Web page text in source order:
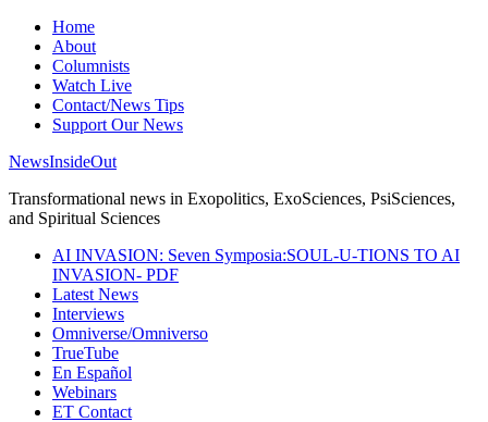
Home
About
Columnists
Watch Live
Contact/News Tips
Support Our News
NewsInsideOut
Transformational news in Exopolitics, ExoSciences, PsiSciences,
and Spiritual Sciences
AI INVASION: Seven Symposia:SOUL-U-TIONS TO AI
INVASION- PDF
Latest News
Interviews
Omniverse/Omniverso
TrueTube
En Español
Webinars
ET Contact